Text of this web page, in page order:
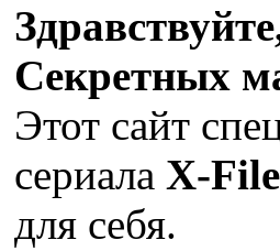
Секретных
Этот сайт
сериала X-
для себя.